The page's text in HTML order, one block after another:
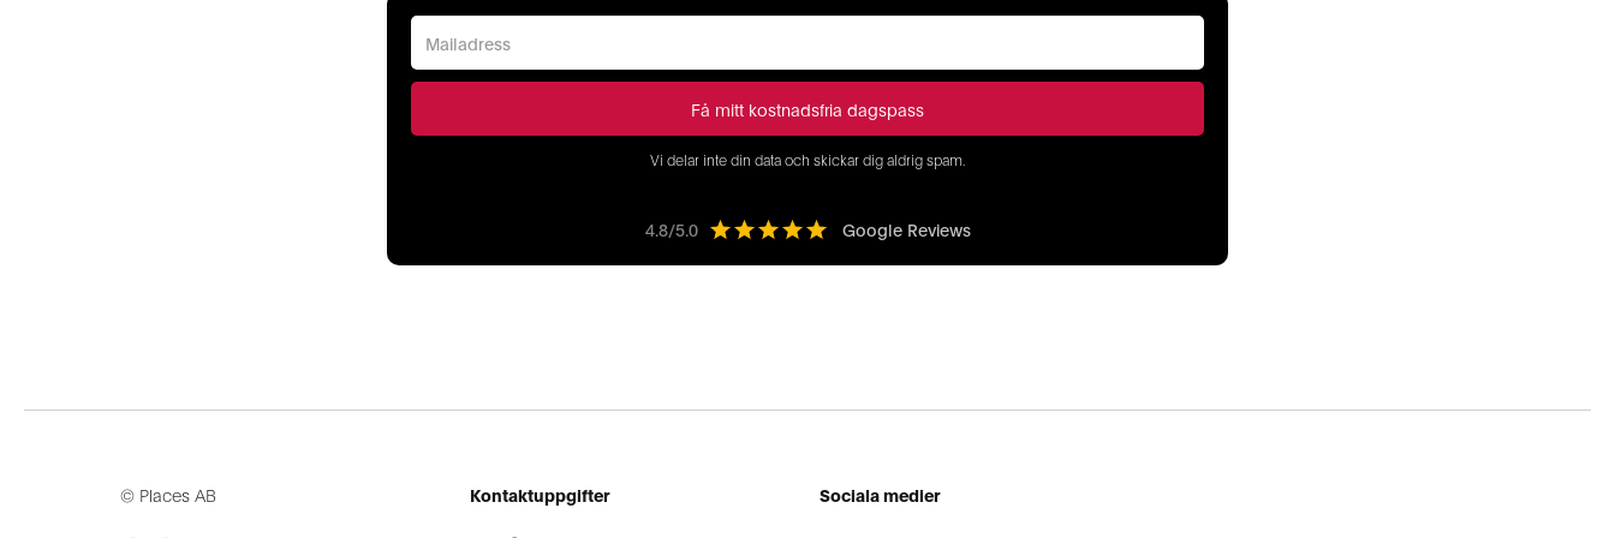
Vi delar inte din data och skickar dig aldrig spam.
4.8/5.0 Google Reviews
© Places AB Kontaktuppgifter Sociala medier